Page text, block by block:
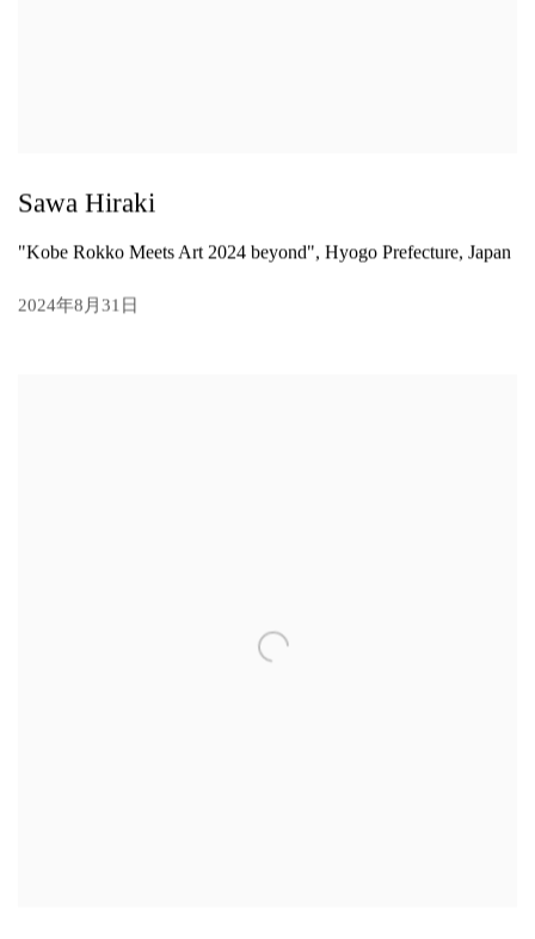
Sawa Hiraki
"Kobe Rokko Meets Art 2024 beyond", Hyogo Prefecture, Japan
2024年8月31日